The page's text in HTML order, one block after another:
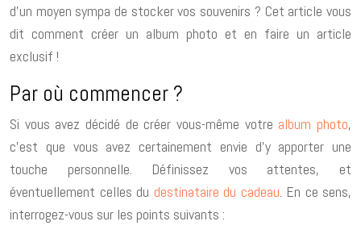
d’un moyen sympa de stocker vos souvenirs ? Cet article vous
dit comment créer un album photo et en faire un article
exclusif !
Par où commencer ?
Si vous avez décidé de créer vous-même votre album photo,
c’est que vous avez certainement envie d’y apporter une
touche personnelle. Définissez vos attentes, et
éventuellement celles du destinataire du cadeau . En ce sens,
interrogez-vous sur les points suivants :